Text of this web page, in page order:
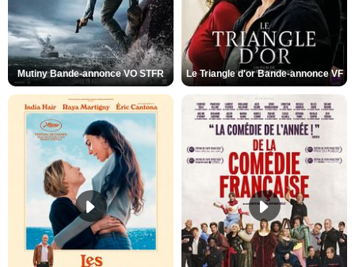
Mutiny Bande-annonce VO STFR Le Triangle d'or Bande-annonce VF